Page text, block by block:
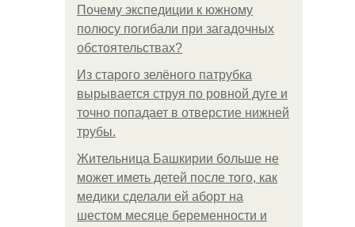
Почему экспедиции к южному
полюсу погибали при загадочных
обстоятельствах?
Из старого зелёного патрубка
вырывается струя по ровной дуге и
точно попадает в отверстие нижней
трубы.
Жительница Башкирии больше не
может иметь детей после того, как
медики сделали ей аборт на
шестом месяце беременности и